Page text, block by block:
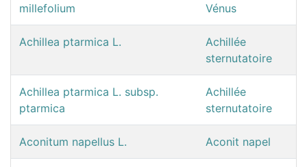
millefolium
Vénus
Achillea ptarmica L.
Achillée
sternutatoire
Achillea ptarmica L. subsp.
ptarmica
Achillée
sternutatoire
Aconitum napellus L. Aconit napel